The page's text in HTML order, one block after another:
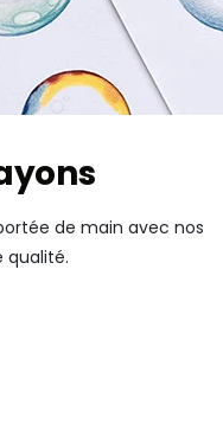
de main avec nos
qualité.